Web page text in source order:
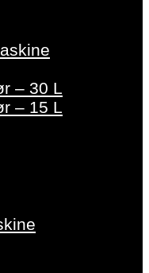
– 30 L
– 15 L